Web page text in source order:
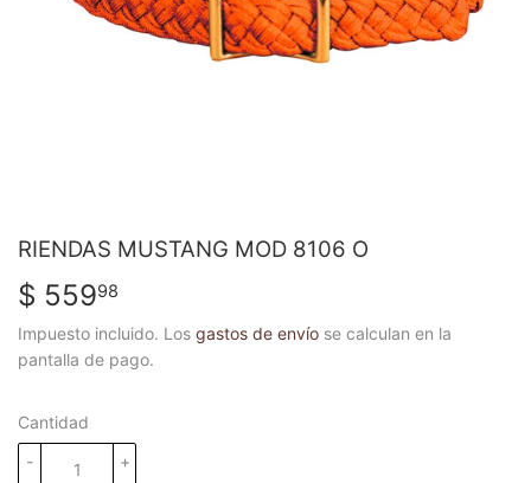
RIENDAS MUSTANG MOD 8106 O
$ 55998
559.98
Impuesto incluido. Los gastos de envío se calculan en la
pantalla de pago.
Cantidad
+
-